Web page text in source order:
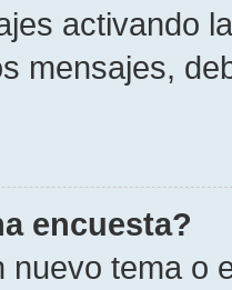
activando
mensajes,
encuesta?
nuevo tema o